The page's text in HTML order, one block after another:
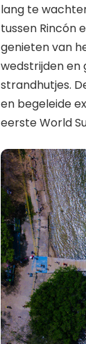
lang te
tussen Rincón
genieten van
wedstrijden en
strandhutjes.
en begeleide
eerste World